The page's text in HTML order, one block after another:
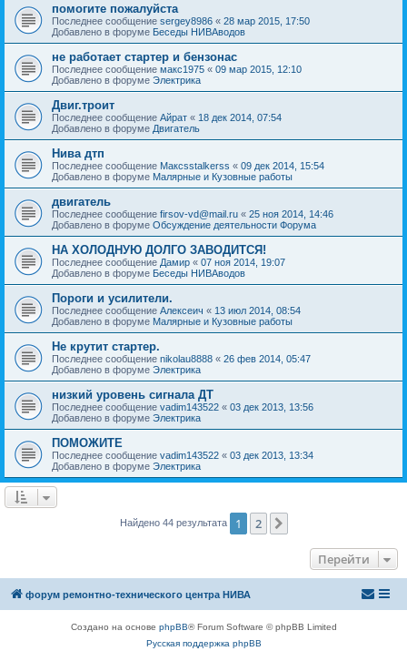
помогите пожалуйста
Последнее сообщение sergey8986 « 28 мар 2015, 17:50
Добавлено в форуме Беседы НИВАводов
не работает стартер и бензонас
Последнее сообщение макс1975 « 09 мар 2015, 12:10
Добавлено в форуме Электрика
Двиг.троит
Последнее сообщение Айрат « 18 дек 2014, 07:54
Добавлено в форуме Двигатель
Нива дтп
Последнее сообщение Максsstalkerss « 09 дек 2014, 15:54
Добавлено в форуме Малярные и Кузовные работы
двигатель
Последнее сообщение firsov-vd@mail.ru « 25 ноя 2014, 14:46
Добавлено в форуме Обсуждение деятельности Форума
НА ХОЛОДНУЮ ДОЛГО ЗАВОДИТСЯ!
Последнее сообщение Дамир « 07 ноя 2014, 19:07
Добавлено в форуме Беседы НИВАводов
Пороги и усилители.
Последнее сообщение Алексеич « 13 июл 2014, 08:54
Добавлено в форуме Малярные и Кузовные работы
Не крутит стартер.
Последнее сообщение nikolau8888 « 26 фев 2014, 05:47
Добавлено в форуме Электрика
низкий уровень сигнала ДТ
Последнее сообщение vadim143522 « 03 дек 2013, 13:56
Добавлено в форуме Электрика
ПОМОЖИТЕ
Последнее сообщение vadim143522 « 03 дек 2013, 13:34
Добавлено в форуме Электрика
Найдено 44 результата 1 2
Перейти
форум ремонтно-технического центра НИВА
Создано на основе phpBB® Forum Software © phpBB Limited
Русская поддержка phpBB